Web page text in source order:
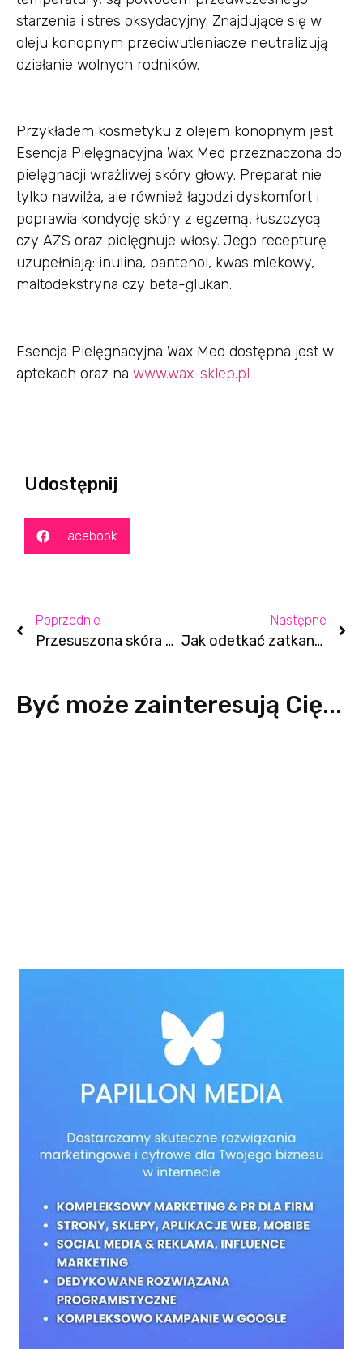
starzenia i stres oksydacyjny. Znajdujące się w
oleju konopnym przeciwutleniacze neutralizują
działanie wolnych rodników.
Przykładem kosmetyku z olejem konopnym jest
Esencja Pielęgnacyjna Wax Med przeznaczona do
pielęgnacji wrażliwej skóry głowy. Preparat nie
tylko nawilża, ale również łagodzi dyskomfort i
poprawia kondycję skóry z egzemą, łuszczycą
czy AZS oraz pielęgnuje włosy. Jego recepturę
uzupełniają: inulina, pantenol, kwas mlekowy,
maltodekstryna czy beta-glukan.
Esencja Pielęgnacyjna Wax Med dostępna jest w
aptekach oraz na www.wax-sklep.pl
Udostępnij
Facebook
Poprzednie
Przesuszona skóra ust – jak o nią zadbać?
Następne
Jak odetkać zatkany nos?
Być może zainteresują Cię...